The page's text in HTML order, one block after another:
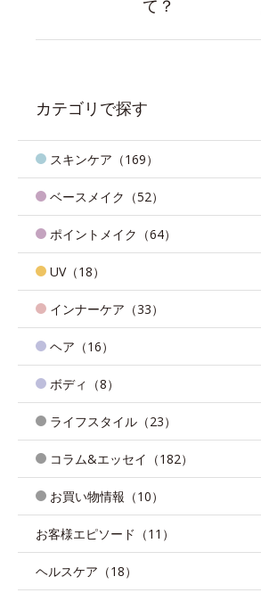
て？
カテゴリで探す
スキンケア（169）
ベースメイク（52）
ポイントメイク（64）
UV（18）
インナーケア（33）
ヘア（16）
ボディ（8）
ライフスタイル（23）
コラム&エッセイ（182）
お買い物情報（10）
お客様エピソード（11）
ヘルスケア（18）